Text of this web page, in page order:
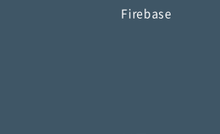
Firebase